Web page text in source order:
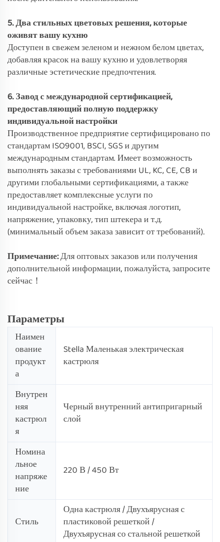
5. Два стильных цветовых решения, которые
оживят вашу кухню
Доступен в свежем зеленом и нежном белом цветах,
добавляя красок на вашу кухню и удовлетворяя
различные эстетические предпочтения.
6. Завод с международной сертификацией,
предоставляющий полную поддержку
индивидуальной настройки
Производственное предприятие сертифицировано по
стандартам ISO9001, BSCI, SGS и другим
международным стандартам. Имеет возможность
выполнять заказы с требованиями UL, KC, CE, CB и
другими глобальными сертификациями, а также
предоставляет комплексные услуги по
индивидуальной настройке, включая логотип,
напряжение, упаковку, тип штекера и т.д.
(минимальный объем заказа зависит от требований).
Примечание:Для оптовых заказов или получения
дополнительной информации, пожалуйста, запросите
сейчас！
Параметры
Наимен
ование
продукт
а
Stella Маленькая электрическая
кастрюля
Внутрен
няя
кастрюл
я
Черный внутренний антипригарный
слой
Номина
льное
напряже
ние
220 В / 450 Вт
Стиль
Одна кастрюля / Двухъярусная с
пластиковой решеткой /
Двухъярусная со стальной решеткой